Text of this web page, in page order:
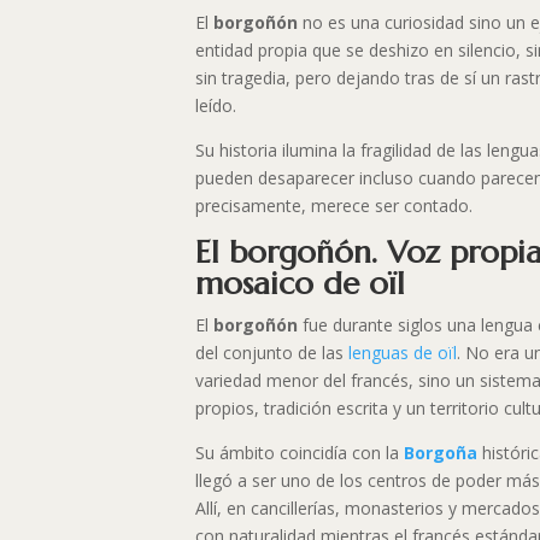
El borgoñón no es una curiosidad sino un
entidad propia que se deshizo en silencio,
sin tragedia, pero dejando tras de sí un
leído.
Su historia ilumina la fragilidad de las
pueden desaparecer incluso cuando
precisamente, merece ser contado.
El borgoñón. Voz
mosaico de oïl
El borgoñón fue durante siglos una
del conjunto de laslenguas de oïl. No era
variedad menor del francés, sino un
propios, tradición escrita y un territorio
Su ámbito coincidía con la Borgoña
llegó a ser uno de los centros de poder
Allí, en cancillerías, monasterios y